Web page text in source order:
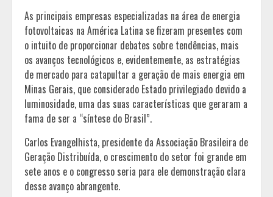
As principais empresas especializadas na área de energia
fotovoltaicas na América Latina se fizeram presentes com
o intuito de proporcionar debates sobre tendências, mais
os avanços tecnológicos e, evidentemente, as estratégias
de mercado para catapultar a geração de mais energia em
Minas Gerais, que considerado Estado privilegiado devido a
luminosidade, uma das suas características que geraram a
fama de ser a “síntese do Brasil”.
Carlos Evangelhista, presidente da Associação Brasileira de
Geração Distribuída, o crescimento do setor foi grande em
sete anos e o congresso seria para ele demonstração clara
desse avanço abrangente.